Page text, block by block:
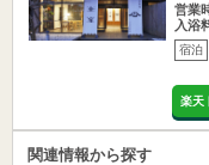
営業
入浴
宿泊
楽天
関連情報から探す